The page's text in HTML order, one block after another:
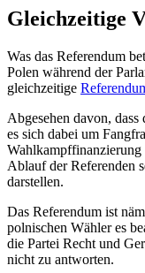
Gleichzeitige
Was das Referendum
Polen während der
gleichzeitige
Abgesehen davon,
es sich dabei um
Wahlkampffinanzierung
Ablauf der Referenden
darstellen.
Das Referendum ist
polnischen Wähler es
die Partei Recht und
nicht zu antworten.